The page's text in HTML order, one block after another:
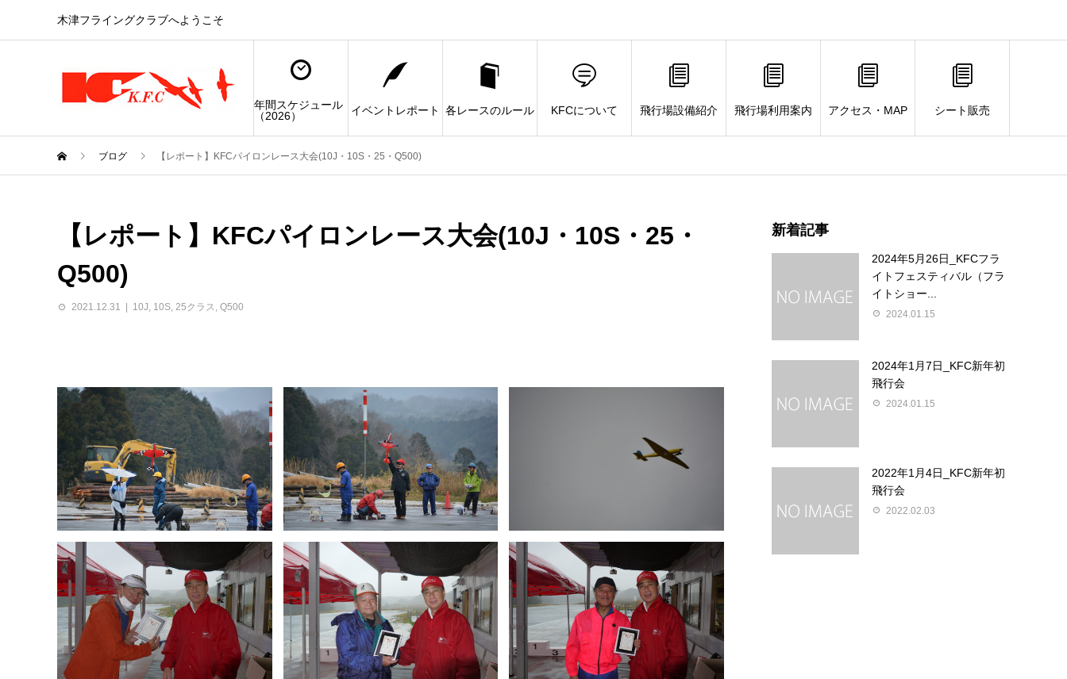
木津フライングクラブへようこそ
年間スケジュール
（2026）
イベントレポート 各レースのルール KFCについて 飛行場設備紹介 飛行場利用案内 アクセス・MAP シート販売
ブログ 【レポート】KFCパイロンレース大会(10J・10S・25・Q500)
【レポート】KFCパイロンレース大会(10J・10S・25・
Q500)
2021.12.31 10J, 10S, 25クラス, Q500
新着記事
2024年5月26日_KFCフラ
イトフェスティバル（フラ
イトショー...
2024.01.15
2024年1月7日_KFC新年初
飛行会
2024.01.15
2022年1月4日_KFC新年初
飛行会
2022.02.03